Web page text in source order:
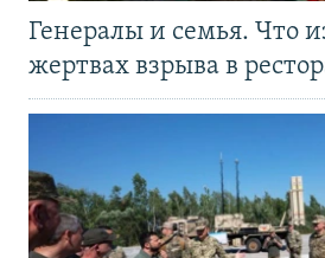
Генералы и семья. Что
жертвах взрыва в